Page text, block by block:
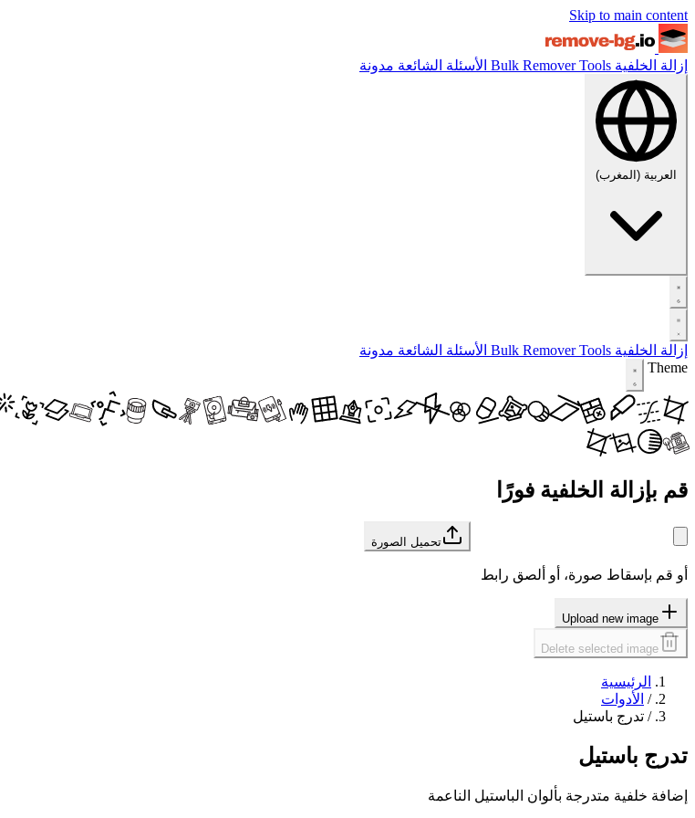
Skip to main content
إزالة الخلفية Bulk RemoverTools الأسئلة الشائعة مدونة
العربية (المغرب)
إزالة الخلفية Bulk RemoverTools الأسئلة الشائعة مدونة
Theme
قم بإزالة الخلفية فورًا
تحميل الصورة
أو قم بإسقاط صورة، أو ألصق رابط
Upload new image
Delete selected image
الرئيسية
/ الأدوات
/ تدرج باستيل
تدرج باستيل
إضافة خلفية متدرجة بألوان الباستيل الناعمة